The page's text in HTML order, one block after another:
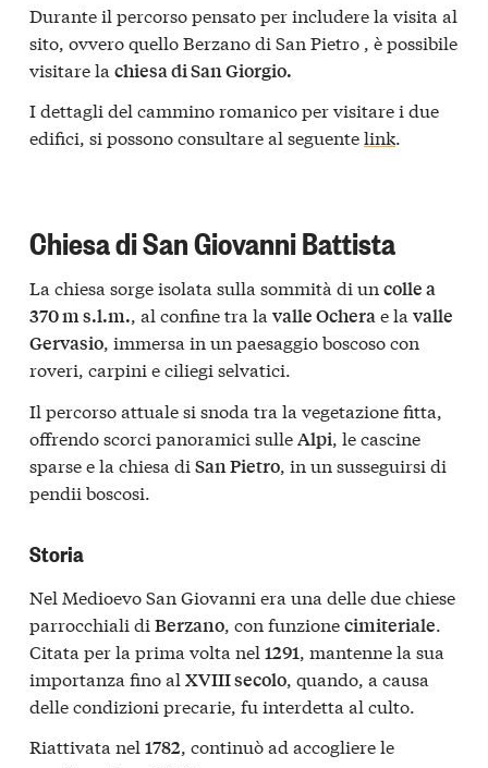
Durante il percorso pensato per includere la visita al
sito, ovvero quello Berzano di San Pietro , è possibile
visitare la chiesa di San Giorgio.
I dettagli del cammino romanico per visitare i due
edifici, si possono consultare al seguentelink.
Chiesa di San Giovanni Battista
La chiesa sorge isolata sulla sommità di un colle a
370 m s.l.m., al confine tra la valle Ocherae la valle
Gervasio, immersa in un paesaggio boscoso con
roveri, carpini e ciliegi selvatici.
Il percorso attuale si snoda tra la vegetazione fitta,
offrendo scorci panoramici sulleAlpi , le cascine
sparse e la chiesa di San Pietro , in un susseguirsi di
pendii boscosi.
Storia
Nel Medioevo San Giovanni era una delle due chiese
parrocchiali di Berzano, con funzionecimiteriale.
Citata per la prima volta nel 1291, mantenne la sua
importanza fino al XVIII secolo, quando, a causa
delle condizioni precarie, fu interdetta al culto.
Riattivata nel 1782, continuò ad accogliere le